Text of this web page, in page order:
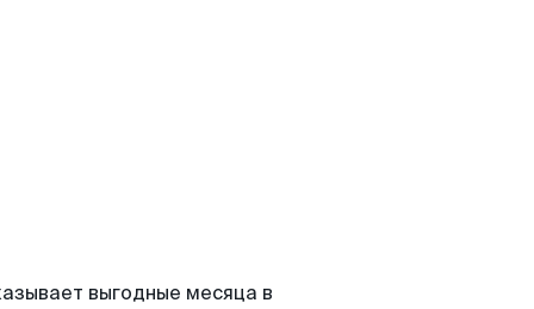
выгодные месяца в